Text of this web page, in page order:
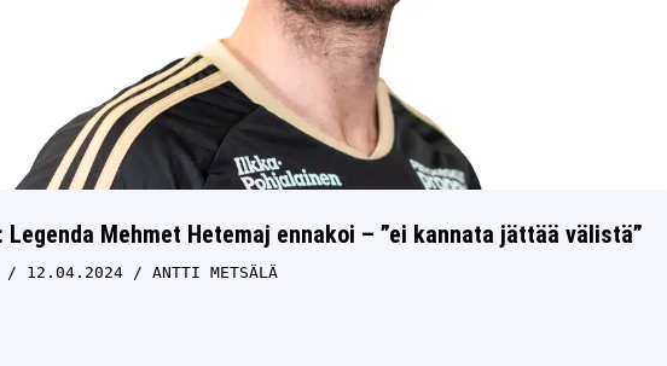
Mehmet Hetemaj ennakoi – ”ei kannata jättää välistä”
12.04.2024 ANTTI METSÄLÄ